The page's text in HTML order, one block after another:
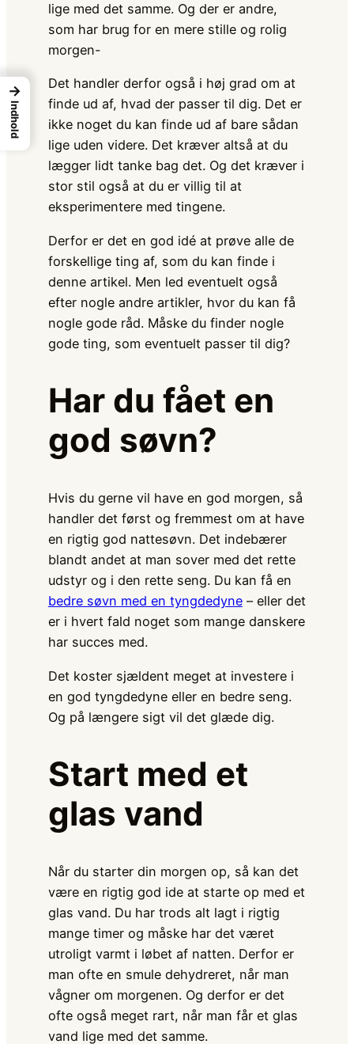
lige med det samme. Og der er andre,
som har brug for en mere stille og rolig
morgen-
Det handler derfor også i høj grad om at
finde ud af, hvad der passer til dig. Det er
ikke noget du kan finde ud af bare sådan
lige uden videre. Det kræver altså at du
lægger lidt tanke bag det. Og det kræver i
stor stil også at du er villig til at
eksperimentere med tingene.
Derfor er det en god idé at prøve alle de
forskellige ting af, som du kan finde i
denne artikel. Men led eventuelt også
efter nogle andre artikler, hvor du kan få
nogle gode råd. Måske du finder nogle
gode ting, som eventuelt passer til dig?
Har du fået en
god søvn?
Hvis du gerne vil have en god morgen, så
handler det først og fremmest om at have
en rigtig god nattesøvn. Det indebærer
blandt andet at man sover med det rette
udstyr og i den rette seng. Du kan få en
bedre søvn med en tyngdedyne– eller det
er i hvert fald noget som mange danskere
har succes med.
Det koster sjældent meget at investere i
en god tyngdedyne eller en bedre seng.
Og på længere sigt vil det glæde dig.
Start med et
glas vand
Når du starter din morgen op, så kan det
være en rigtig god ide at starte op med et
glas vand. Du har trods alt lagt i rigtig
mange timer og måske har det været
utroligt varmt i løbet af natten. Derfor er
man ofte en smule dehydreret, når man
vågner om morgenen. Og derfor er det
ofte også meget rart, når man får et glas
vand lige med det samme.
→
Indhold